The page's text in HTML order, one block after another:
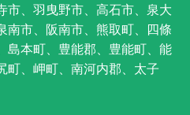
市、羽曳野市、高石市、泉大
南市、阪南市、熊取町、四條
島本町、豊能郡、豊能町、能
町、岬町、南河内郡、太子